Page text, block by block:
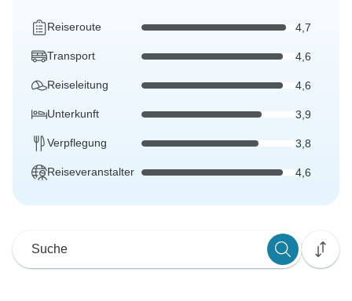
Reiseroute 4,7
Transport 4,6
Reiseleitung 4,6
Unterkunft 3,9
Verpflegung 3,8
Reiseveranstalter 4,6